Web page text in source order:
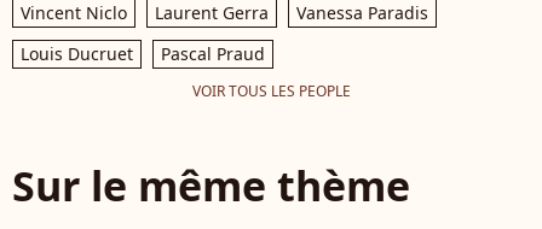
Vincent Niclo
Laurent Gerra
Vanessa Paradis
Louis Ducruet
Pascal Praud
VOIR TOUS LES PEOPLE
Sur le même thème